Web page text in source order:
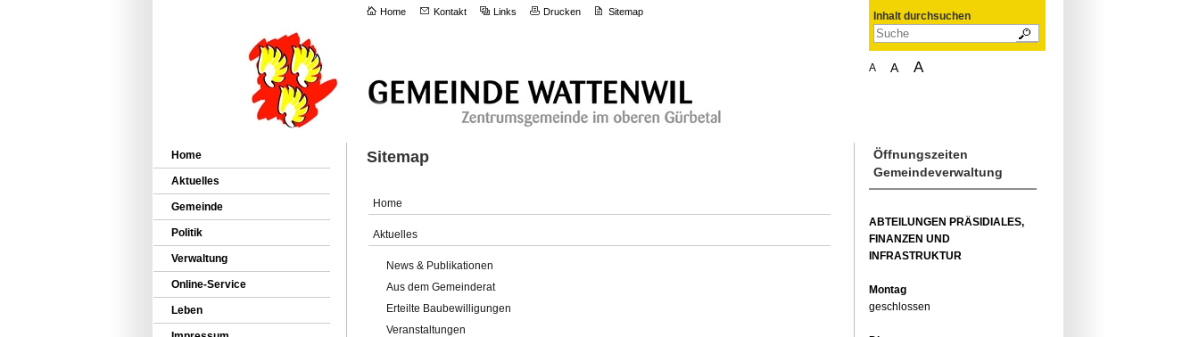
Home Kontakt Links Drucken Sitemap Inhalt durchsuchen
A A A
Home
Aktuelles
Gemeinde
Politik
Verwaltung
Online-Service
Leben
Sitemap
Home
Aktuelles
News & Publikationen
Aus dem Gemeinderat
Erteilte Baubewilligungen
Veranstaltungen
Öffnungszeiten
Gemeindeverwaltung
ABTEILUNGEN PRÄSIDIALES,
FINANZEN UND
INFRASTRUKTUR
Montag
geschlossen